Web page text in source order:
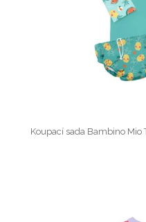
Koupací sada Bambino Mio